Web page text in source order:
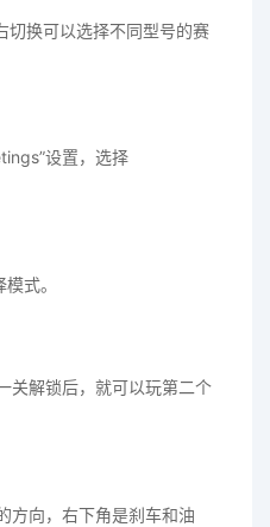
切换可以选择不同型号的赛
设置，选择
式。
关解锁后，就可以玩第二个
方向，右下角是刹车和油